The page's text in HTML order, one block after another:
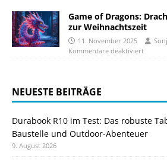
Game of Dragons:
zur Weihnachtszeit
11. November 2025
Kommentare deaktiviert
NEUESTE BEITRÄGE
Durabook R10 im Test: Das robuste
Baustelle und Outdoor-Abenteuer
9. August 2026